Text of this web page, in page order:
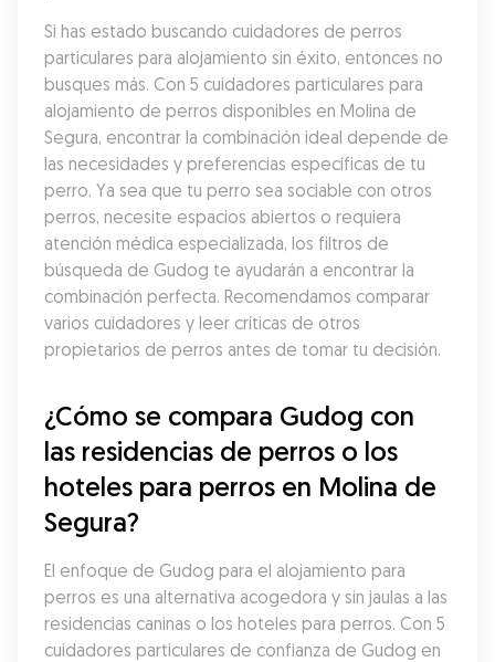
Si has estado buscando cuidadores de perros
particulares para alojamiento sin éxito, entonces no
busques más. Con 5 cuidadores particulares para
alojamiento de perros disponibles en Molina de
Segura, encontrar la combinación ideal depende de
las necesidades y preferencias específicas de tu
perro. Ya sea que tu perro sea sociable con otros
perros, necesite espacios abiertos o requiera
atención médica especializada, los filtros de
búsqueda de Gudog te ayudarán a encontrar la
combinación perfecta. Recomendamos comparar
varios cuidadores y leer críticas de otros
propietarios de perros antes de tomar tu decisión.
¿Cómo se compara Gudog con
las residencias de perros o los
hoteles para perros en Molina de
Segura?
El enfoque de Gudog para el alojamiento para
perros es una alternativa acogedora y sin jaulas a las
residencias caninas o los hoteles para perros. Con 5
cuidadores particulares de confianza de Gudog en